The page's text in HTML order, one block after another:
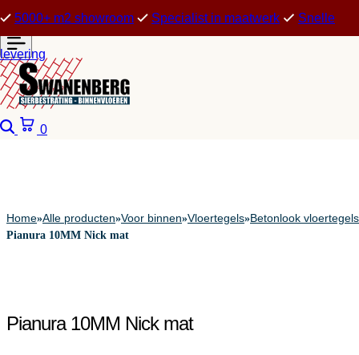
5000+ m2 showroom Specialist in maatwerk Snelle
levering
Zoeken
0
Home»Alle producten»Voor binnen»Vloertegels»Betonlook vloertegels
Pianura 10MM Nick mat
Pianura 10MM Nick mat